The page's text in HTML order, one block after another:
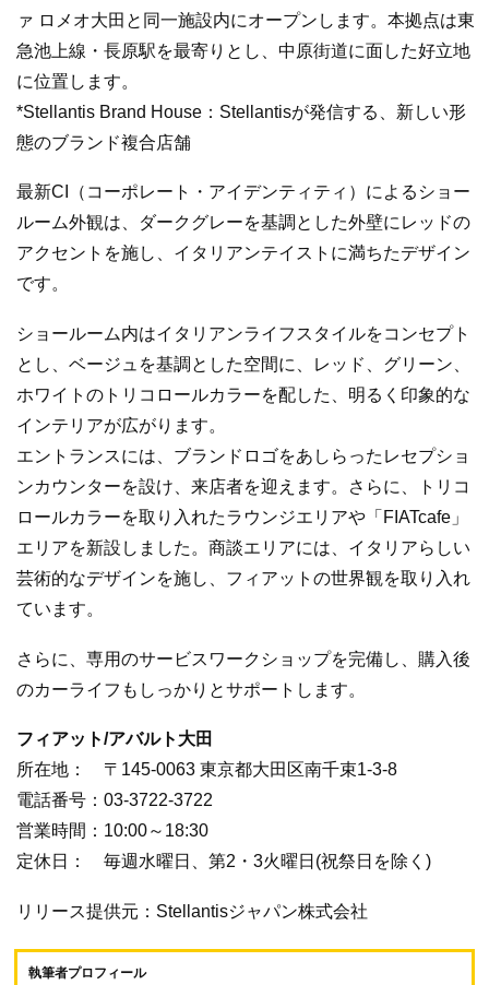
ァ ロメオ大田と同一施設内にオープンします。本拠点は東
急池上線・長原駅を最寄りとし、中原街道に面した好立地
に位置します。
*Stellantis Brand House：Stellantisが発信する、新しい形
態のブランド複合店舗
最新CI（コーポレート・アイデンティティ）によるショー
ルーム外観は、ダークグレーを基調とした外壁にレッドの
アクセントを施し、イタリアンテイストに満ちたデザイン
です。
ショールーム内はイタリアンライフスタイルをコンセプト
とし、ベージュを基調とした空間に、レッド、グリーン、
ホワイトのトリコロールカラーを配した、明るく印象的な
インテリアが広がります。
エントランスには、ブランドロゴをあしらったレセプショ
ンカウンターを設け、来店者を迎えます。さらに、トリコ
ロールカラーを取り入れたラウンジエリアや「FIATcafe」
エリアを新設しました。商談エリアには、イタリアらしい
芸術的なデザインを施し、フィアットの世界観を取り入れ
ています。
さらに、専用のサービスワークショップを完備し、購入後
のカーライフもしっかりとサポートします。
フィアット/アバルト大田
所在地： 〒145-0063 東京都大田区南千束1-3-8
電話番号：03-3722-3722
営業時間：10:00～18:30
定休日： 毎週水曜日、第2・3火曜日(祝祭日を除く)
リリース提供元：Stellantisジャパン株式会社
執筆者プロフィール